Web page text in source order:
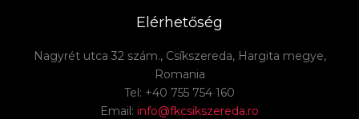
Elérhetőség
Nagyrét utca 32 szám., Csíkszereda, Hargita megye,
Romania
Tel: +40 755 754 160
Email: info@fkcsikszereda.ro